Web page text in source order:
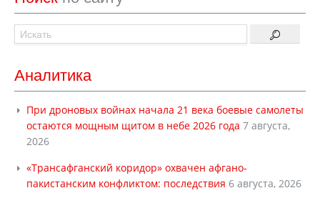
Аналитика
При дроновых войнах начала 21 века боевые самолеты
остаются мощным щитом в небе 2026 года 7 августа,
2026
«Трансафганский коридор» охвачен афгано-
пакистанским конфликтом: последствия 6 августа, 2026